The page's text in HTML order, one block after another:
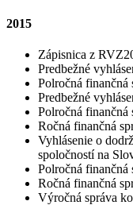
2015
Zápisnica z
Predbežné
Polročná
Predbežné
Polročná finančná
Ročná finančná
Vyhlásenie o
spoločností na
Polročná finančná
Ročná finančná
Výročná správa